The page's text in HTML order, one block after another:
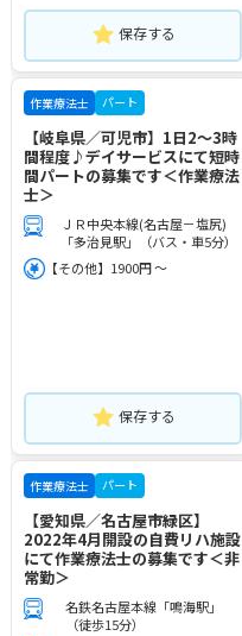
保存する
作業療法士 パート
【岐阜県／可児市】1日2～3時
間程度♪デイサービスにて短時
間パートの募集です＜作業療法
士＞
ＪＲ中央本線(名古屋－塩尻)
「多治見駅」（バス・車5分）
【その他】1900円 ～
保存する
作業療法士 パート
【愛知県／名古屋市緑区】
2022年4月開設の自費リハ施設
にて作業療法士の募集です＜非
常勤＞
名鉄名古屋本線「鳴海駅」
（徒歩15分）